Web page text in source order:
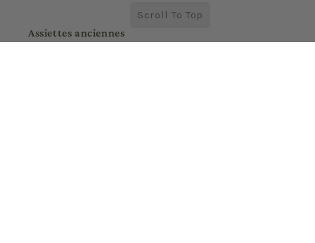
Scroll To Top
Assiettes anciennes